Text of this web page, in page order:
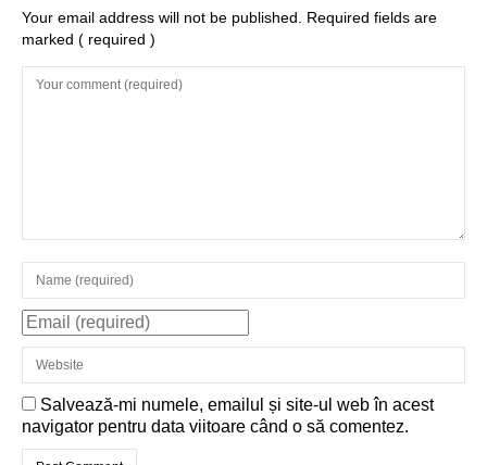
Your email address will not be published. Required fields are
marked ( required )
Salvează-mi numele, emailul și site-ul web în acest
navigator pentru data viitoare când o să comentez.